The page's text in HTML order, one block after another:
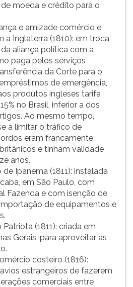
moeda e crédito para o
e amizade comércio e
a Inglaterra (1810): em troca
aliança política com a
paga pelos serviços
da Corte para o
de emergência,
produtos ingleses tarifa
no Brasil, inferior a dos
Ao mesmo tempo,
a limitar o tráfico de
eram francamente
e tinham validade
anos.
Ipanema (1811): instalada
em São Paulo, com
Fazenda e com isenção de
de equipamentos e
(1811): criada em
Gerais, para aproveitar as
costeiro (1816):
estrangeiros de fazerem
comerciais entre